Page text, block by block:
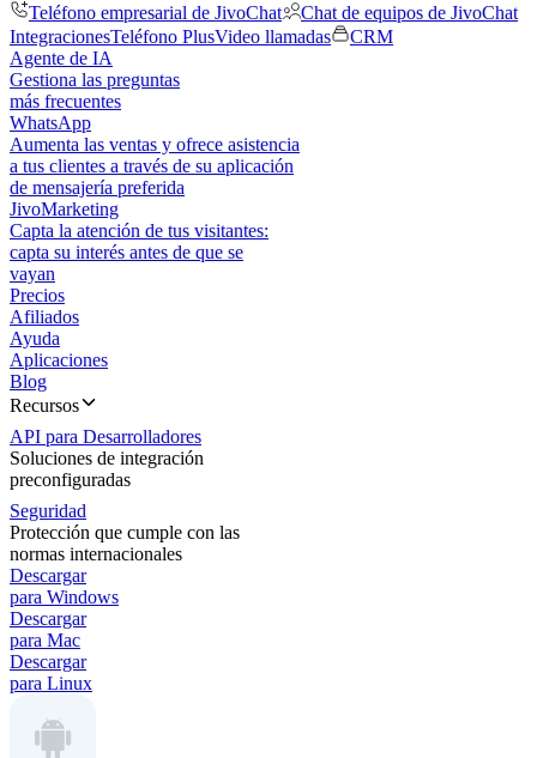
Teléfono empresarial de JivoChat
Chat de equipos de JivoChat
IntegracionesTeléfono PlusVideo llamadas
CRM
Agente de IA
Gestiona las preguntas
más frecuentes
WhatsApp
Aumenta las ventas y ofrece asistencia
a tus clientes a través de su aplicación
de mensajería preferida
JivoMarketing
Capta la atención de tus visitantes:
capta su interés antes de que se
vayan
Precios
Afiliados
Ayuda
Aplicaciones
Blog
Recursos
API para Desarrolladores
Soluciones de integración
preconfiguradas
Seguridad
Protección que cumple con las
normas internacionales
Descargar
para Windows
Descargar
para Mac
Descargar
para Linux